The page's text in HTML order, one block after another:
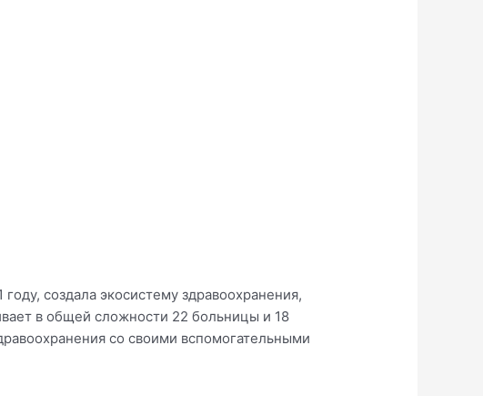
создала экосистему здравоохранения,
в общей сложности 22 больницы и 18
со своими вспомогательными